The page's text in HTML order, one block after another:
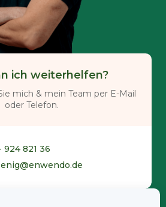
ich weiterhelfen?
mich & mein Team per E-Mail
oder Telefon.
924 821 36